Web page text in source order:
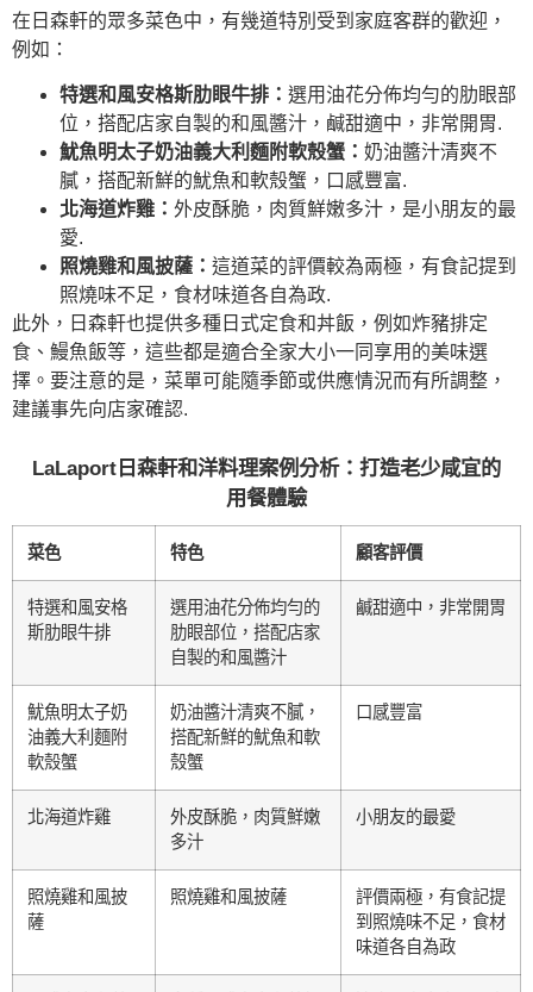
在日森軒的眾多菜色中，有幾道特別受到家庭客群的歡迎，
例如：
特選和風安格斯肋眼牛排： 選用油花分佈均勻的肋眼部
位，搭配店家自製的和風醬汁，鹹甜適中，非常開胃.
魷魚明太子奶油義大利麵附軟殼蟹： 奶油醬汁清爽不
膩，搭配新鮮的魷魚和軟殼蟹，口感豐富.
北海道炸雞： 外皮酥脆，肉質鮮嫩多汁，是小朋友的最
愛.
照燒雞和風披薩： 這道菜的評價較為兩極，有食記提到
照燒味不足，食材味道各自為政.
此外，日森軒也提供多種日式定食和丼飯，例如炸豬排定
食、鰻魚飯等，這些都是適合全家大小一同享用的美味選
擇。要注意的是，菜單可能隨季節或供應情況而有所調整，
建議事先向店家確認.
LaLaport日森軒和洋料理案例分析：打造老少咸宜的
用餐體驗
菜色 特色 顧客評價
特選和風安格
斯肋眼牛排
選用油花分佈均勻的
肋眼部位，搭配店家
自製的和風醬汁
鹹甜適中，非常開胃
魷魚明太子奶
油義大利麵附
軟殼蟹
奶油醬汁清爽不膩，
搭配新鮮的魷魚和軟
殼蟹
口感豐富
北海道炸雞
外皮酥脆，肉質鮮嫩
多汁
小朋友的最愛
照燒雞和風披
薩
照燒雞和風披薩
評價兩極，有食記提
到照燒味不足，食材
味道各自為政